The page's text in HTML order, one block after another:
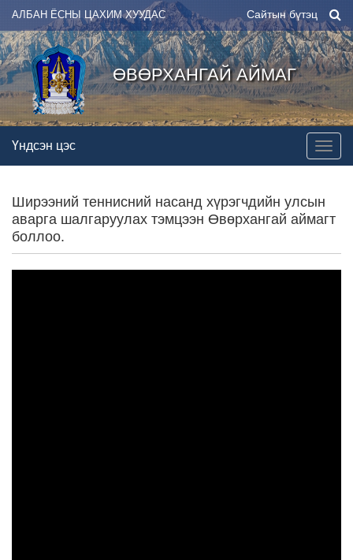
АЛБАН ЁСНЫ ЦАХИМ ХУУДАС Сайтын бүтэц
ӨВӨРХАНГАЙ АЙМАГ
Үндсэн цэс
Ширээний теннисний насанд хүрэгчдийн улсын
аварга шалгаруулах тэмцээн Өвөрхангай аймагт
боллоо.